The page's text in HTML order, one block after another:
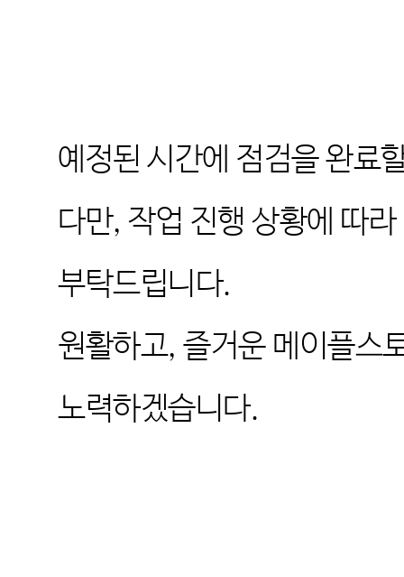
예정된 시간에 점검을 완료
다만,작업 진행 상황에 따
부탁드립니다.
원활하고,즐거운 메이플스
노력하겠습니다.